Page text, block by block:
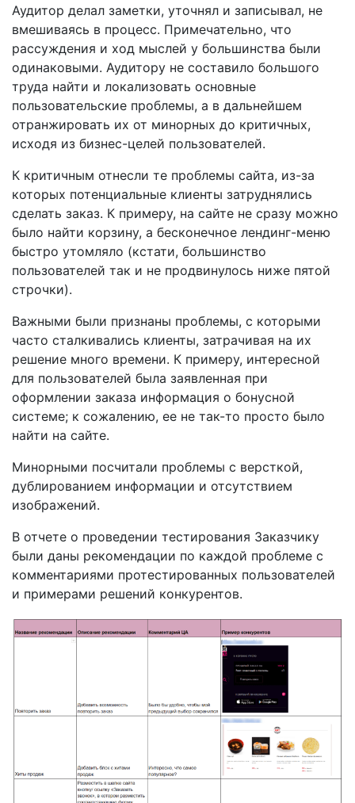
Аудитор делал заметки, уточнял и записывал, не
вмешиваясь в процесс. Примечательно, что
рассуждения и ход мыслей у большинства были
одинаковыми. Аудитору не составило большого
труда найти и локализовать основные
пользовательские проблемы, а в дальнейшем
отранжировать их от минорных до критичных,
исходя из бизнес-целей пользователей.
К критичным отнесли те проблемы сайта, из-за
которых потенциальные клиенты затруднялись
сделать заказ. К примеру, на сайте не сразу можно
было найти корзину, а бесконечное лендинг-меню
быстро утомляло (кстати, большинство
пользователей так и не продвинулось ниже пятой
строчки).
Важными были признаны проблемы, с которыми
часто сталкивались клиенты, затрачивая на их
решение много времени. К примеру, интересной
для пользователей была заявленная при
оформлении заказа информация о бонусной
системе; к сожалению, ее не так-то просто было
найти на сайте.
Минорными посчитали проблемы с версткой,
дублированием информации и отсутствием
изображений.
В отчете о проведении тестирования Заказчику
были даны рекомендации по каждой проблеме с
комментариями протестированных пользователей
и примерами решений конкурентов.